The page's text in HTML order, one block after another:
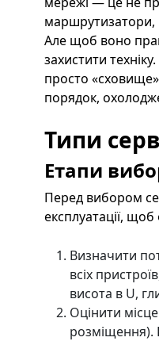
маршрутизатори,
Але щоб воно
захистити
просто
порядок,
Типи
Етапи
Перед вибором
експлуатації,
Визначити
всіх
висота в U,
Оцінити
розміщення).